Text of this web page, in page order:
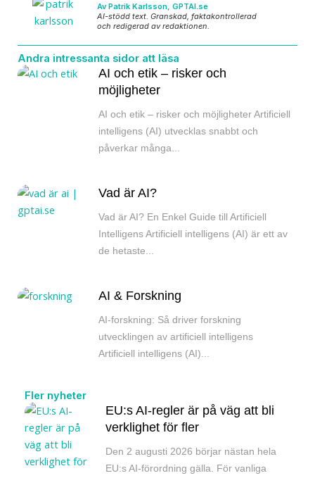
Av Patrik Karlsson, GPTAI.se
AI-stödd text. Granskad, faktakontrollerad
och redigerad av redaktionen.
Andra intressanta sidor att läsa
AI och etik – risker och
möjligheter
AI och etik – risker och möjligheter Artificiell
intelligens (AI) utvecklas snabbt och
påverkar många...
Vad är AI?
Vad är AI? En Enkel Guide till Artificiell
Intelligens Artificiell intelligens (AI) är ett av
de hetaste...
AI & Forskning
AI-forskning: Så driver forskning
utvecklingen av artificiell intelligens
Artificiell intelligens (AI)...
Fler nyheter
EU:s AI-regler är på väg att bli
verklighet för fler
Den 2 augusti 2026 börjar nästan hela
EU:s AI-förordning gälla. För vanliga